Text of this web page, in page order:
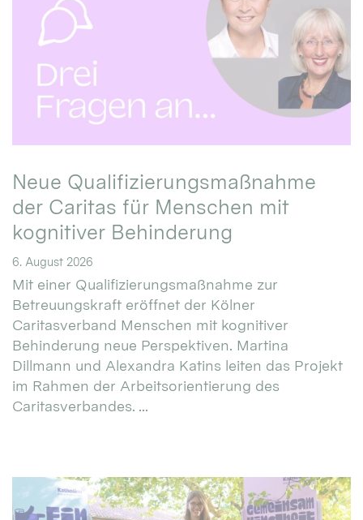
Neue Qualifizierungsmaßnahme
der Caritas für Menschen mit
kognitiver Behinderung
6. August 2026
Mit einer Qualifizierungsmaßnahme zur
Betreuungskraft eröffnet der Kölner
Caritasverband Menschen mit kognitiver
Behinderung neue Perspektiven. Martina
Dillmann und Alexandra Katins leiten das Projekt
im Rahmen der Arbeitsorientierung des
Caritasverbandes. ...